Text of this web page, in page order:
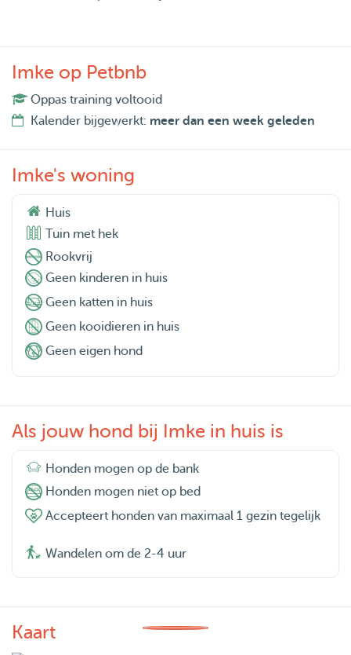
Imke op Petbnb
Oppas training voltooid
Kalender bijgewerkt: meer dan een week geleden
Imke's woning
Huis
Tuin met hek
Rookvrij
Geen kinderen in huis
Geen katten in huis
Geen kooidieren in huis
Geen eigen hond
Als jouw hond bij Imke in huis is
Honden mogen op de bank
Honden mogen niet op bed
Accepteert honden van maximaal 1 gezin tegelijk
Wandelen om de 2-4 uur
Kaart